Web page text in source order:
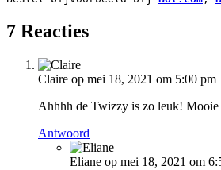
7 Reacties
Claire op mei 18, 2021 om 5:00 pm
Ahhhh de Twizzy is zo leuk! Mooie
Antwoord
Eliane op mei 18, 2021 om